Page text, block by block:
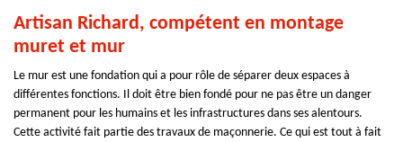
Artisan Richard, compétent en montage
muret et mur
Le mur est une fondation qui a pour rôle de séparer deux espaces à
différentes fonctions. Il doit être bien fondé pour ne pas être un danger
permanent pour les humains et les infrastructures dans ses alentours.
Cette activité fait partie des travaux de maçonnerie. Ce qui est tout à fait